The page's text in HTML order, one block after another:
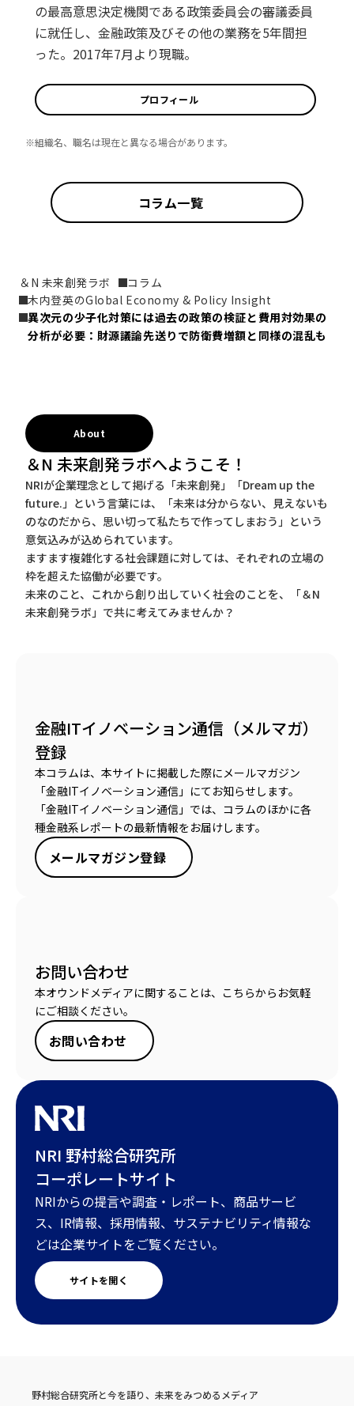
の最高意思決定機関である政策委員会の審議委員
に就任し、金融政策及びその他の業務を5年間担
った。2017年7月より現職。
プロフィール
※組織名、職名は現在と異なる場合があります。
コラム一覧
＆N 未来創発ラボ
コラム
木内登英のGlobal Economy & Policy Insight
異次元の少子化対策には過去の政策の検証と費用対効果の
分析が必要：財源議論先送りで防衛費増額と同様の混乱も
About
＆N 未来創発ラボへようこそ！
NRIが企業理念として掲げる「未来創発」「Dream up the
future.」という言葉には、「未来は分からない、見えないも
のなのだから、思い切って私たちで作ってしまおう」という
意気込みが込められています。
ますます複雑化する社会課題に対しては、それぞれの立場の
枠を超えた協働が必要です。
未来のこと、これから創り出していく社会のことを、「＆N
未来創発ラボ」で共に考えてみませんか？
金融ITイノベーション通信（メルマガ）
登録
本コラムは、本サイトに掲載した際にメールマガジン
「金融ITイノベーション通信」にてお知らせします。
「金融ITイノベーション通信」では、コラムのほかに各
種金融系レポートの最新情報をお届けします。
メールマガジン登録
お問い合わせ
本オウンドメディアに関することは、こちらからお気軽
にご相談ください。
お問い合わせ
NRI 野村総合研究所
コーポレートサイト
NRIからの提言や調査・レポート、商品サービ
ス、IR情報、採用情報、サステナビリティ情報な
どは企業サイトをご覧ください。
サイトを開く
野村総合研究所と今を語り、未来をみつめるメディア